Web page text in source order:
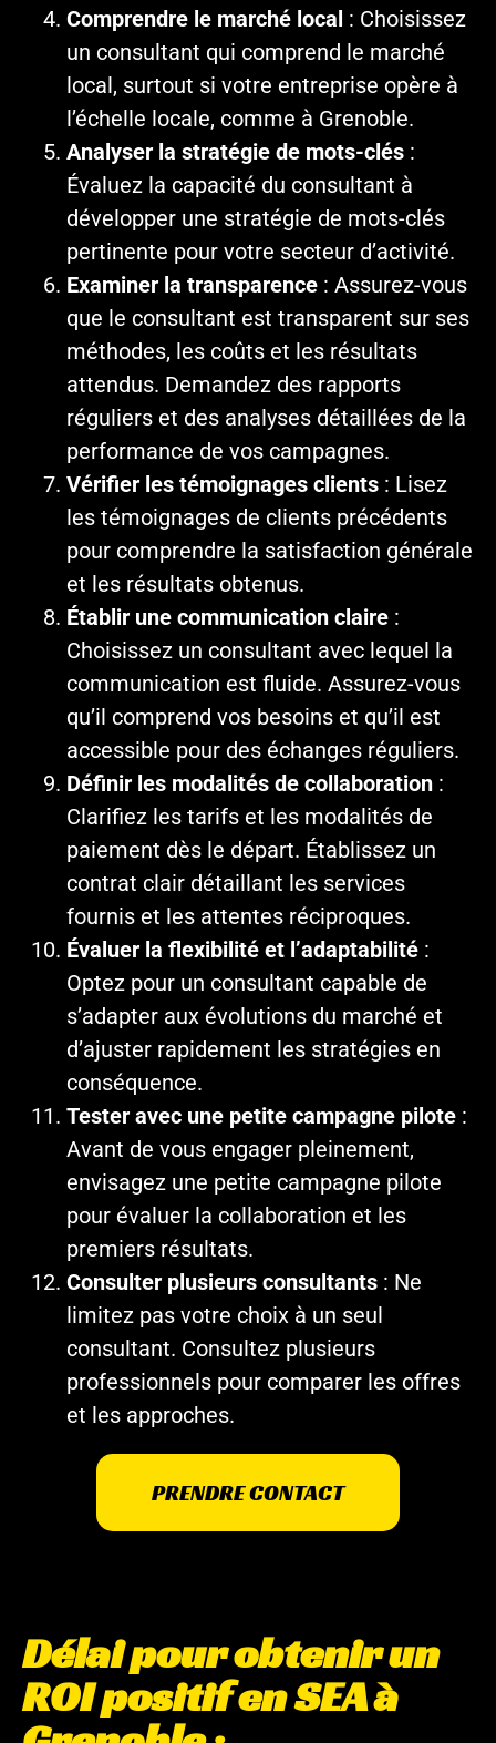
Comprendre le marché local : Choisissez
un consultant qui comprend le marché
local, surtout si votre entreprise opère à
l’échelle locale, comme à Grenoble.
Analyser la stratégie de mots-clés :
Évaluez la capacité du consultant à
développer une stratégie de mots-clés
pertinente pour votre secteur d’activité.
Examiner la transparence : Assurez-vous
que le consultant est transparent sur ses
méthodes, les coûts et les résultats
attendus. Demandez des rapports
réguliers et des analyses détaillées de la
performance de vos campagnes.
Vérifier les témoignages clients : Lisez
les témoignages de clients précédents
pour comprendre la satisfaction générale
et les résultats obtenus.
Établir une communication claire :
Choisissez un consultant avec lequel la
communication est fluide. Assurez-vous
qu’il comprend vos besoins et qu’il est
accessible pour des échanges réguliers.
Définir les modalités de collaboration :
Clarifiez les tarifs et les modalités de
paiement dès le départ. Établissez un
contrat clair détaillant les services
fournis et les attentes réciproques.
Évaluer la flexibilité et l’adaptabilité :
Optez pour un consultant capable de
s’adapter aux évolutions du marché et
d’ajuster rapidement les stratégies en
conséquence.
Tester avec une petite campagne pilote :
Avant de vous engager pleinement,
envisagez une petite campagne pilote
pour évaluer la collaboration et les
premiers résultats.
Consulter plusieurs consultants : Ne
limitez pas votre choix à un seul
consultant. Consultez plusieurs
professionnels pour comparer les offres
et les approches.
PRENDRE CONTACT
Délai pour obtenir un
ROI positif en SEA à